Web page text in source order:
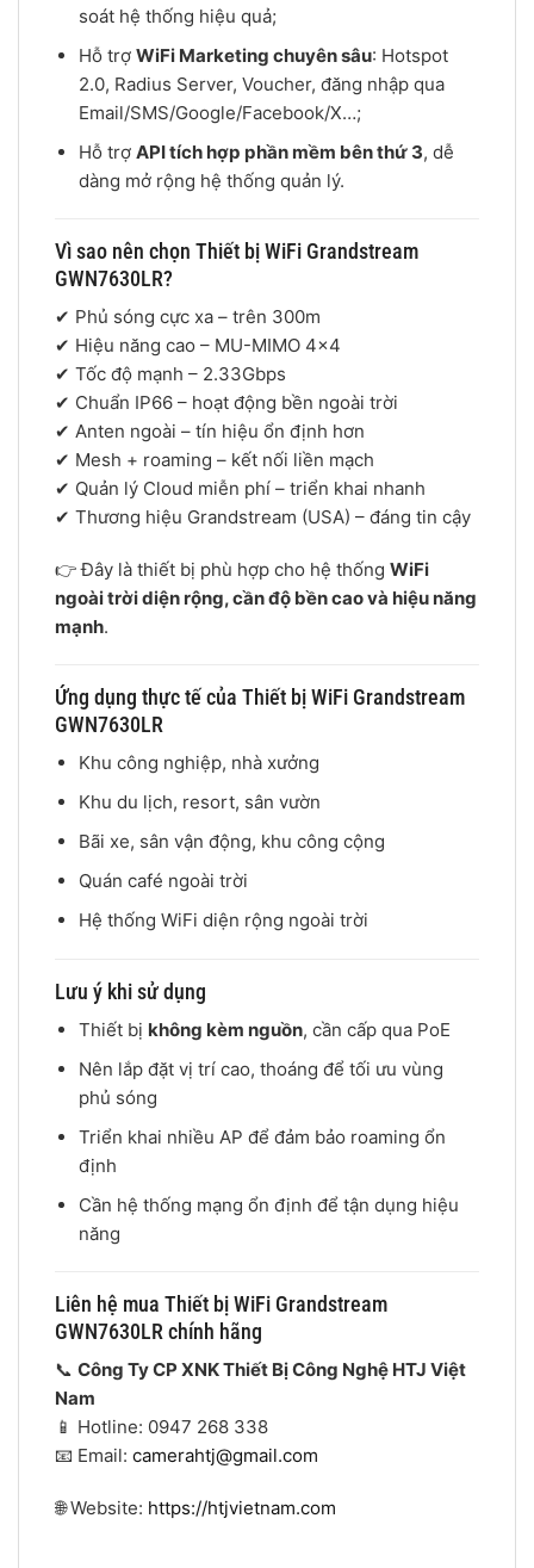
soát hệ thống hiệu quả;
Hỗ trợ WiFi Marketing chuyên sâu: Hotspot
2.0, Radius Server, Voucher, đăng nhập qua
Email/SMS/Google/Facebook/X…;
Hỗ trợ API tích hợp phần mềm bên thứ 3, dễ
dàng mở rộng hệ thống quản lý.
Vì sao nên chọn Thiết bị WiFi Grandstream
GWN7630LR?
✔ Phủ sóng cực xa – trên 300m
✔ Hiệu năng cao – MU-MIMO 4×4
✔ Tốc độ mạnh – 2.33Gbps
✔ Chuẩn IP66 – hoạt động bền ngoài trời
✔ Anten ngoài – tín hiệu ổn định hơn
✔ Mesh + roaming – kết nối liền mạch
✔ Quản lý Cloud miễn phí – triển khai nhanh
✔ Thương hiệu Grandstream (USA) – đáng tin cậy
👉 Đây là thiết bị phù hợp cho hệ thống WiFi
ngoài trời diện rộng, cần độ bền cao và hiệu năng
mạnh.
Ứng dụng thực tế của Thiết bị WiFi Grandstream
GWN7630LR
Khu công nghiệp, nhà xưởng
Khu du lịch, resort, sân vườn
Bãi xe, sân vận động, khu công cộng
Quán café ngoài trời
Hệ thống WiFi diện rộng ngoài trời
Lưu ý khi sử dụng
Thiết bị không kèm nguồn, cần cấp qua PoE
Nên lắp đặt vị trí cao, thoáng để tối ưu vùng
phủ sóng
Triển khai nhiều AP để đảm bảo roaming ổn
định
Cần hệ thống mạng ổn định để tận dụng hiệu
năng
Liên hệ mua Thiết bị WiFi Grandstream
GWN7630LR chính hãng
📞 Công Ty CP XNK Thiết Bị Công Nghệ HTJ Việt
Nam
📱 Hotline: 0947 268 338
📧 Email: camerahtj@gmail.com
🌐 Website: https://htjvietnam.com